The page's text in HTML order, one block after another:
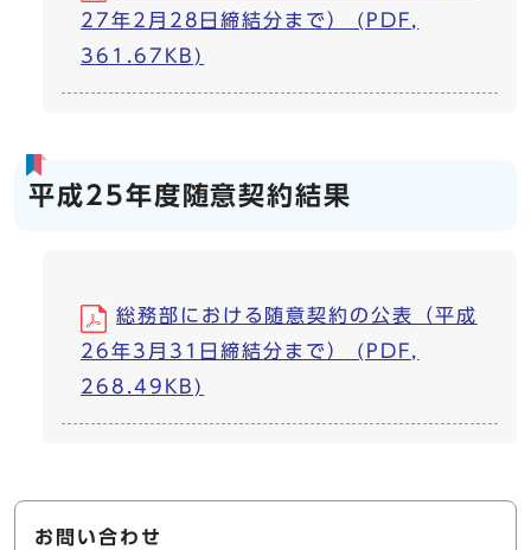
27年2月28日締結分まで） (PDF,
361.67KB)
平成25年度随意契約結果
総務部における随意契約の公表（平成
26年3月31日締結分まで） (PDF,
268.49KB)
お問い合わせ